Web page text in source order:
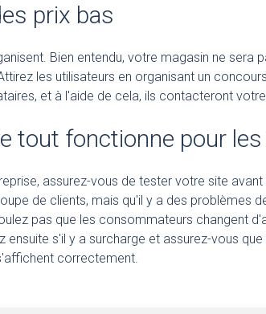
prix bas
Bien entendu, votre magasin ne sera
les utilisateurs en organisant un
et à l'aide de cela, ils contacteront
tout fonctionne pour
assurez-vous de tester votre site
de clients, mais qu'il y a des problèmes
pas que les consommateurs changent
ensuite s'il y a surcharge et assurez-vous
correctement.